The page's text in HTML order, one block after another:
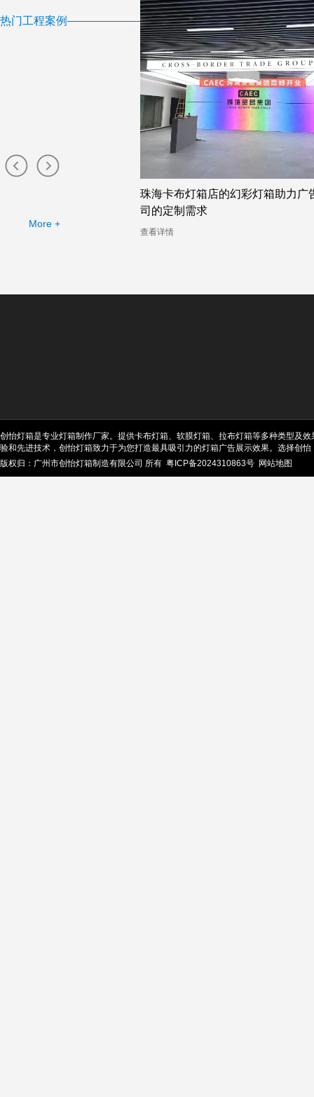
热门工程案例
More +
珠海卡布灯箱店的幻彩灯箱助力广
司的定制需求
查看详情
创怡灯箱是专业灯箱制作厂家。提供卡布灯箱、软膜灯箱、拉布灯箱等多种类型及
验和先进技术，创怡灯箱致力于为您打造最具吸引力的灯箱广告展示效果。选择创怡
版权归：广州市创怡灯箱制造有限公司 所有 粤ICP备2024310863号 网站地图